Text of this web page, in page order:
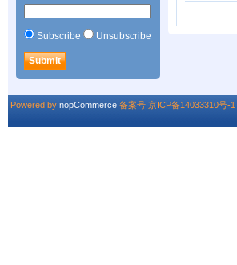
Subscribe Unsubscribe
Powered by nopCommerce 备案号 京ICP备14033310号-1